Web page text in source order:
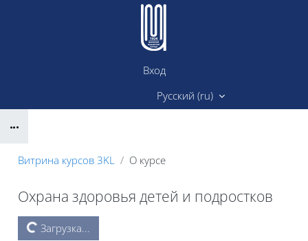
Перейти к основному содержанию
Вход
Русский ‎(ru)‎
Витрина курсов 3KL О курсе
Охрана здоровья детей и подростков
БлокиЗагрузка...